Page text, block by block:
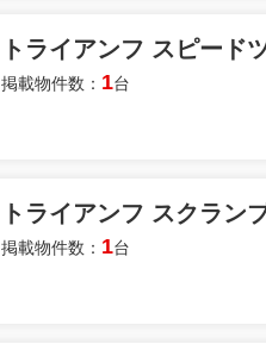
トライアンフ スピード
掲載物件数： 1台
トライアンフ スクラン
掲載物件数： 1台